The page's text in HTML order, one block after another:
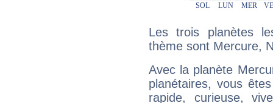
Les trois planètes
thème sont Mercure,
Avec la planète
planétaires, vous
rapide, curieuse,